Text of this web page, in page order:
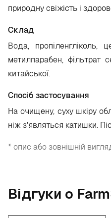
природну свіжість і
Склад
Вода, пропіленгліколь,
метилпарабен, фільтрат
китайської.
Спосіб застосування
На очищену, суху шкіру
ніж з'являться катишки.
* опис або зовнішній
Відгуки о